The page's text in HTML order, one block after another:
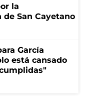
la
San Cayetano
García
está cansado